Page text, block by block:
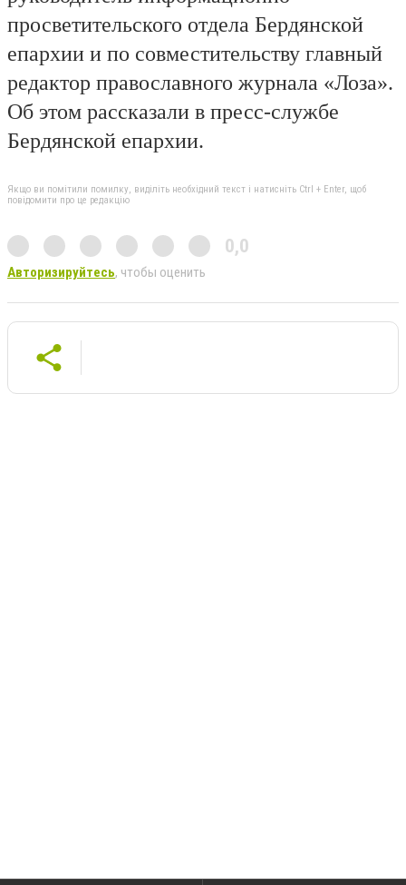
просветительского отдела Бердянской
епархии и по совместительству главный
редактор православного журнала «Лоза».
Об этом рассказали в пресс-службе
Бердянской епархии.
Якщо ви помітили помилку, виділіть необхідний текст і натисніть Ctrl + Enter, щоб
повідомити про це редакцію
0,0
Авторизируйтесь, чтобы оценить